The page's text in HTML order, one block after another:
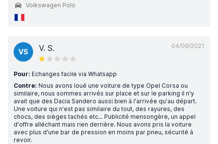
Volkswagen Polo
04/09/2021
VS V. S.
Pour: Echanges facile via Whatsapp
Contre: Nous avons loué une voiture de type Opel Corsa ou
similaire, nous sommes arrivés sur place et sur le parking il n'y
avait que des Dacia Sandero aussi bien à l'arrivée qu'au départ.
Une voiture qui n'est pas similaire du tout, des rayures, des
chocs, des sièges tachés etc... Publicité mensongère, un appel
d'offre alléchant mais rien derrière. Nous avons pris la voiture
avec plus d'une bar de pression en moins par pneu, sécurité à
revoir.